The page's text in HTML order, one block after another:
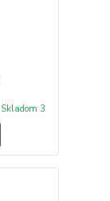
Skladom 3